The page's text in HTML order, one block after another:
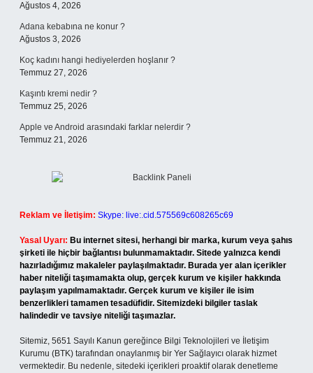
Ağustos 4, 2026
Adana kebabına ne konur ?
Ağustos 3, 2026
Koç kadını hangi hediyelerden hoşlanır ?
Temmuz 27, 2026
Kaşıntı kremi nedir ?
Temmuz 25, 2026
Apple ve Android arasındaki farklar nelerdir ?
Temmuz 21, 2026
Reklam ve İletişim: Skype: live:.cid.575569c608265c69
Yasal Uyarı: Bu internet sitesi, herhangi bir marka, kurum veya şahıs
şirketi ile hiçbir bağlantısı bulunmamaktadır. Sitede yalnızca kendi
hazırladığımız makaleler paylaşılmaktadır. Burada yer alan içerikler
haber niteliği taşımamakta olup, gerçek kurum ve kişiler hakkında
paylaşım yapılmamaktadır. Gerçek kurum ve kişiler ile isim
benzerlikleri tamamen tesadüfidir. Sitemizdeki bilgiler taslak
halindedir ve tavsiye niteliği taşımazlar.
Sitemiz, 5651 Sayılı Kanun gereğince Bilgi Teknolojileri ve İletişim
Kurumu (BTK) tarafından onaylanmış bir Yer Sağlayıcı olarak hizmet
vermektedir. Bu nedenle, sitedeki içerikleri proaktif olarak denetleme